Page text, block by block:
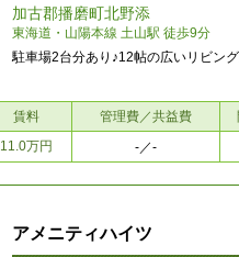
加古郡播磨町北野添
東海道・山陽本線 土山駅 徒歩9分
駐車場2台分あり♪12帖の広いリビン
賃料 管理費／共益費
11.0万円
-／-
アメニティハイツ